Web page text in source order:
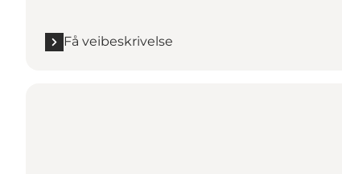
Få veibeskrivelse